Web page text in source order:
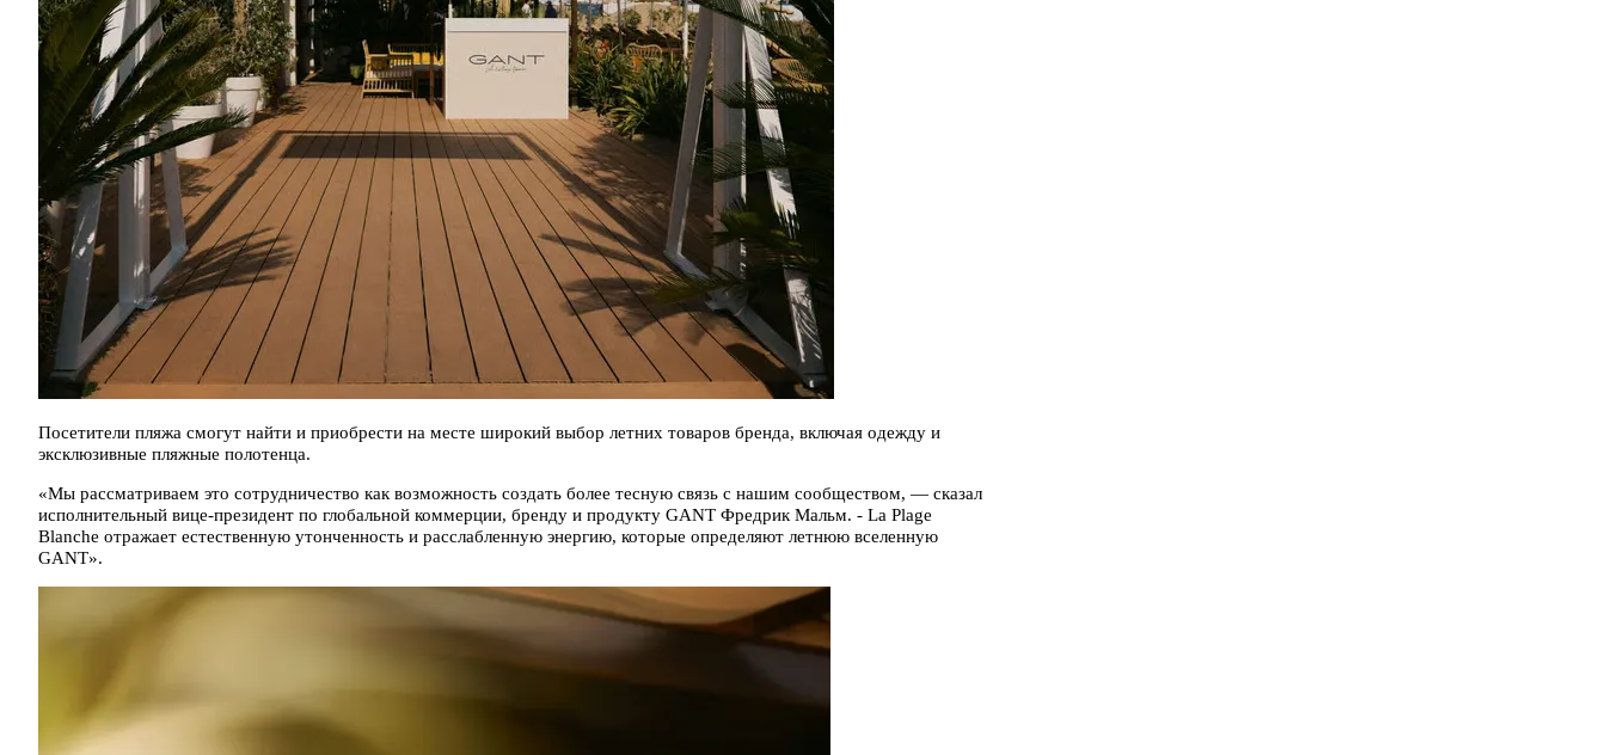
Посетители пляжа смогут найти и приобрести на месте широкий выбор летних товаров бренда, включая одежду и
эксклюзивные пляжные полотенца.
«Мы рассматриваем это сотрудничество как возможность создать более тесную связь с нашим сообществом, — сказал
исполнительный вице-президент по глобальной коммерции, бренду и продукту GANT Фредрик Мальм. - La Plage
Blanche отражает естественную утонченность и расслабленную энергию, которые определяют летнюю вселенную
GANT».